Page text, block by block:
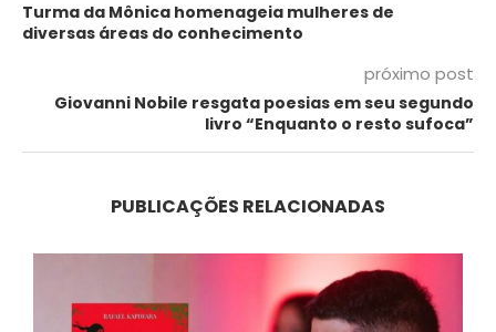
Turma da Mônica homenageia mulheres de
diversas áreas do conhecimento
próximo post
Giovanni Nobile resgata poesias em seu segundo
livro “Enquanto o resto sufoca”
PUBLICAÇÕES RELACIONADAS